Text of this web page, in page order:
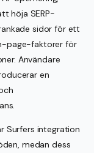
höja SERP-
sidor för ett
page-faktorer för
Användare
en
Surfers integration
medan dess